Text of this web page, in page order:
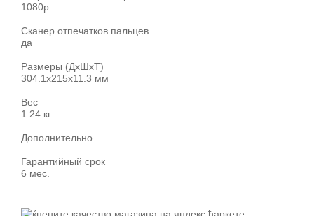
1080p
Сканер отпечатков пальцев
да
Размеры (ДхШхТ)
304.1x215x11.3 мм
Вес
1.24 кг
Дополнительно
Гарантийный срок
6 мес.